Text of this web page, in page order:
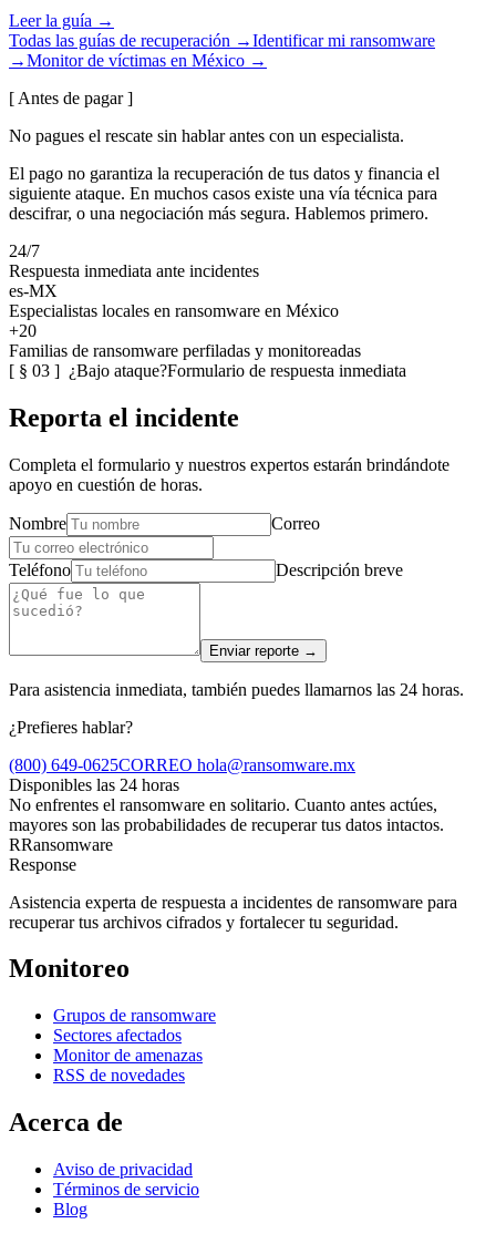
Leer la guía →
Todas las guías de recuperación →Identificar mi ransomware
→Monitor de víctimas en México →
[ Antes de pagar ]
No pagues el rescate sin hablar antes con un especialista.
El pago no garantiza la recuperación de tus datos y financia el
siguiente ataque. En muchos casos existe una vía técnica para
descifrar, o una negociación más segura. Hablemos primero.
24/7
Respuesta inmediata ante incidentes
es-MX
Especialistas locales en ransomware en México
+20
Familias de ransomware perfiladas y monitoreadas
[ § 03 ] ¿Bajo ataque?Formulario de respuesta inmediata
Reporta el incidente
Completa el formulario y nuestros expertos estarán brindándote
apoyo en cuestión de horas.
Nombre Correo
Teléfono Descripción breve
Enviar reporte →
Para asistencia inmediata, también puedes llamarnos las 24 horas.
¿Prefieres hablar?
(800) 649-0625CORREO hola@ransomware.mx
Disponibles las 24 horas
No enfrentes el ransomware en solitario. Cuanto antes actúes,
mayores son las probabilidades de recuperar tus datos intactos.
RRansomware
Response
Asistencia experta de respuesta a incidentes de ransomware para
recuperar tus archivos cifrados y fortalecer tu seguridad.
Monitoreo
Grupos de ransomware
Sectores afectados
Monitor de amenazas
RSS de novedades
Acerca de
Aviso de privacidad
Términos de servicio
Blog